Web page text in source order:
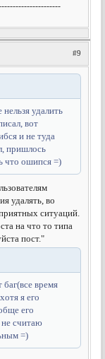
#9
удалить
вот
и не туда
пришлось
что ошипся =)
удалять, во
ситуаций.
на что то типа
пост."
время
я его
его
не считаю
=)